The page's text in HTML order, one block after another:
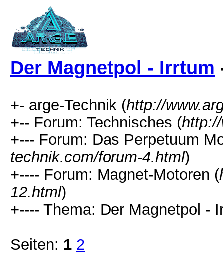
Der Magnetpol - Irrtum
+- arge-Technik (http://
+-- Forum: Technisches (
+--- Forum: Das Perpetuum
technik.com/forum-4.html)
+---- Forum: Magnet-Motoren (
12.html)
+---- Thema: Der Magnetpol -
Seiten: 1 2